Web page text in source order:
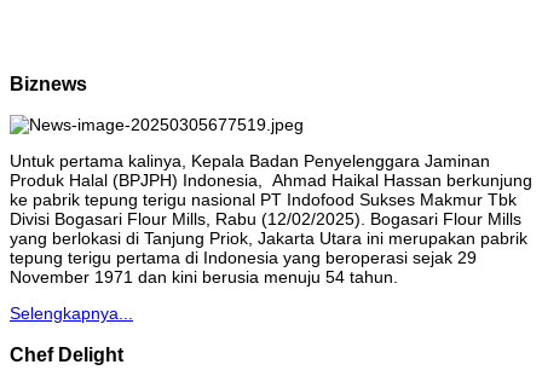
Biznews
Untuk pertama kalinya, Kepala Badan Penyelenggara Jaminan
Produk Halal (BPJPH) Indonesia, Ahmad Haikal Hassan berkunjung
ke pabrik tepung terigu nasional PT Indofood Sukses Makmur Tbk
Divisi Bogasari Flour Mills, Rabu (12/02/2025). Bogasari Flour Mills
yang berlokasi di Tanjung Priok, Jakarta Utara ini merupakan pabrik
tepung terigu pertama di Indonesia yang beroperasi sejak 29
November 1971 dan kini berusia menuju 54 tahun.
Selengkapnya...
Chef Delight